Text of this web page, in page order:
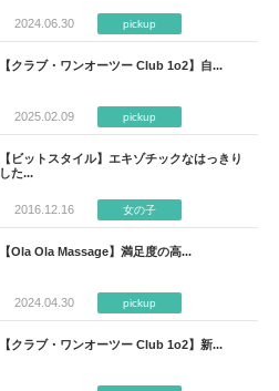
2024.06.30 pickup
【クラブ・ワンオーツー Club 1o2】自...
2025.02.09 pickup
【ビットスタイル】エキゾチックなはっきり
した...
2016.12.16 女の子
【Ola Ola Massage】満足度の高...
2024.04.30 pickup
【クラブ・ワンオーツー Club 1o2】新...